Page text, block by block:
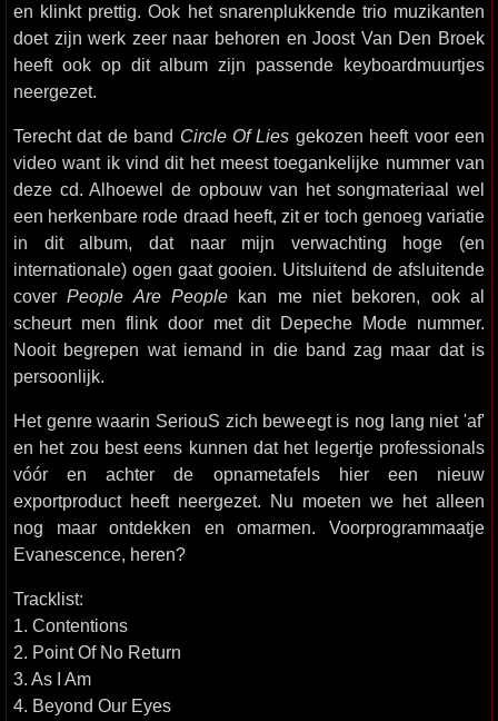
en klinkt prettig. Ook het snarenplukkende trio muzikanten
doet zijn werk zeer naar behoren en Joost Van Den Broek
heeft ook op dit album zijn passende keyboardmuurtjes
neergezet.
Terecht dat de band Circle Of Lies gekozen heeft voor een
video want ik vind dit het meest toegankelijke nummer van
deze cd. Alhoewel de opbouw van het songmateriaal wel
een herkenbare rode draad heeft, zit er toch genoeg variatie
in dit album, dat naar mijn verwachting hoge (en
internationale) ogen gaat gooien. Uitsluitend de afsluitende
coverPeople Are People kan me niet bekoren, ook al
scheurt men flink door met dit Depeche Mode nummer.
Nooit begrepen wat iemand in die band zag maar dat is
persoonlijk.
Het genre waarin SeriouS zich beweegt is nog lang niet 'af'
en het zou best eens kunnen dat het legertje professionals
vóór en achter de opnametafels hier een nieuw
exportproduct heeft neergezet. Nu moeten we het alleen
nog maar ontdekken en omarmen. Voorprogrammaatje
Evanescence, heren?
Tracklist:
1. Contentions
2. Point Of No Return
3. As I Am
4. Beyond Our Eyes